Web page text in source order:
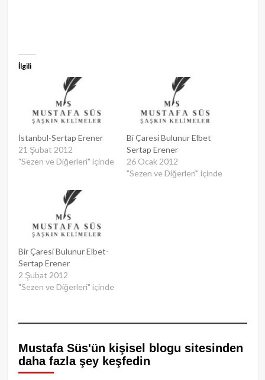
İlgili
İstanbul-Sertap Erener
21 Şubat 2012
"Sezen ve Diğerleri" içinde
Bi Çaresi Bulunur Elbet
Sertap Erener
26 Ocak 2012
"Sezen ve Diğerleri" içinde
Bir Çaresi Bulunur Elbet-
Sertap Erener
2 Şubat 2012
"Sezen ve Diğerleri" içinde
Mustafa Süs'ün kişisel blogu sitesinden
daha fazla şey keşfedin